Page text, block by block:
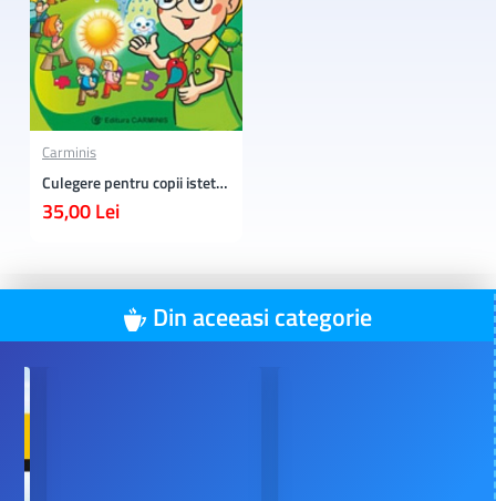
Carminis
Culegere pentru copii isteti. Matematica si explorarea mediului. Clasa 1
35,00 Lei
Din aceeasi categorie